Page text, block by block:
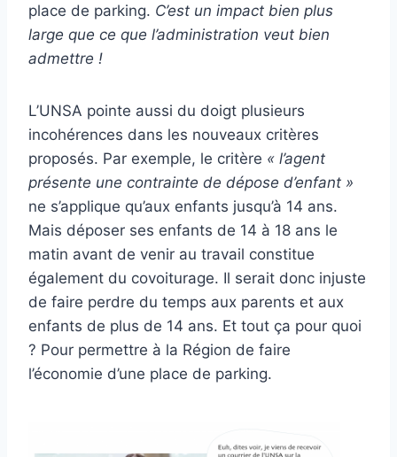
place de parking. C’est un impact bien plus
large que ce que l’administration veut bien
admettre !
L’UNSA pointe aussi du doigt plusieurs
incohérences dans les nouveaux critères
proposés. Par exemple, le critère « l’agent
présente une contrainte de dépose d’enfant »
ne s’applique qu’aux enfants jusqu’à 14 ans.
Mais déposer ses enfants de 14 à 18 ans le
matin avant de venir au travail constitue
également du covoiturage. Il serait donc injuste
de faire perdre du temps aux parents et aux
enfants de plus de 14 ans. Et tout ça pour quoi
? Pour permettre à la Région de faire
l’économie d’une place de parking.